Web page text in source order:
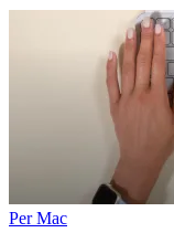
Per Mac